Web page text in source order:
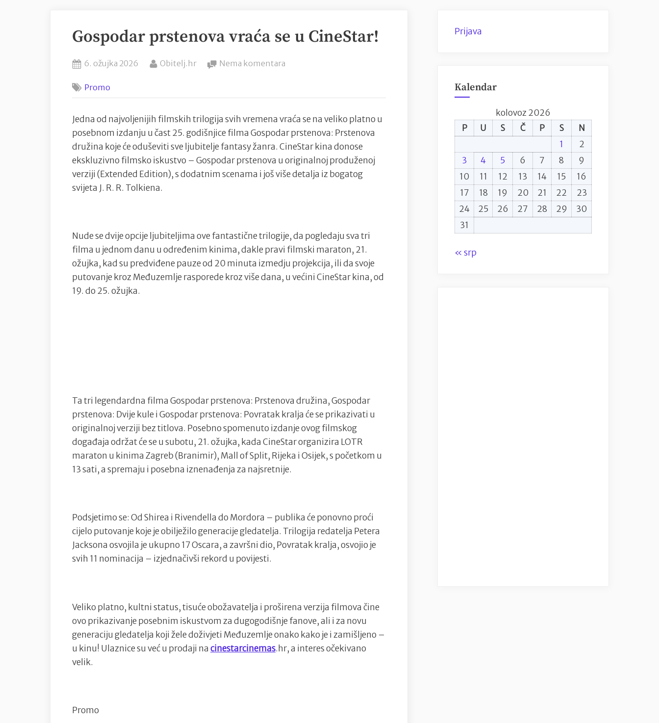
Gospodar prstenova vraća se u CineStar!
Posted
6. ožujka 2026 By
Obitelj.hr Nema komentara
se
u
CineStar!
Promo
Jedna od najvoljenijih filmskih trilogija svih vremena vraća se na veliko platno u
posebnom izdanju u čast 25. godišnjice filma Gospodar prstenova: Prstenova
družina koje će oduševiti sve ljubitelje fantasy žanra. CineStar kina donose
ekskluzivno filmsko iskustvo – Gospodar prstenova u originalnoj produženoj
verziji (Extended Edition), s dodatnim scenama i još više detalja iz bogatog
svijeta J. R. R. Tolkiena.
Nude se dvije opcije ljubiteljima ove fantastične trilogije, da pogledaju sva tri
filma u jednom danu u određenim kinima, dakle pravi filmski maraton, 21.
ožujka, kad su predviđene pauze od 20 minuta izmedju projekcija, ili da svoje
putovanje kroz Međuzemlje rasporede kroz više dana, u većini CineStar kina, od
19. do 25. ožujka.
Ta tri legendardna filma Gospodar prstenova: Prstenova družina, Gospodar
prstenova: Dvije kule i Gospodar prstenova: Povratak kralja će se prikazivati u
originalnoj verziji bez titlova. Posebno spomenuto izdanje ovog filmskog
događaja održat će se u subotu, 21. ožujka, kada CineStar organizira LOTR
maraton u kinima Zagreb (Branimir), Mall of Split, Rijeka i Osijek, s početkom u
13 sati, a spremaju i posebna iznenađenja za najsretnije.
Podsjetimo se: Od Shirea i Rivendella do Mordora – publika će ponovno proći
cijelo putovanje koje je obilježilo generacije gledatelja. Trilogija redatelja Petera
Jacksona osvojila je ukupno 17 Oscara, a završni dio, Povratak kralja, osvojio je
svih 11 nominacija – izjednačivši rekord u povijesti.
Veliko platno, kultni status, tisuće obožavatelja i proširena verzija filmova čine
ovo prikazivanje posebnim iskustvom za dugogodišnje fanove, ali i za novu
generaciju gledatelja koji žele doživjeti Međuzemlje onako kako je i zamišljeno –
u kinu! Ulaznice su već u prodaji na cinestarcinemas.hr, a interes očekivano
velik.
Promo
Prijava
Kalendar
kolovoz 2026
P
U S Č P S
N
1
2
3
4 5 6 7 8
9
10
11 12 13 14 15
16
17
18 19 20 21 22
23
24
25 26 27 28 29
30
31
« srp